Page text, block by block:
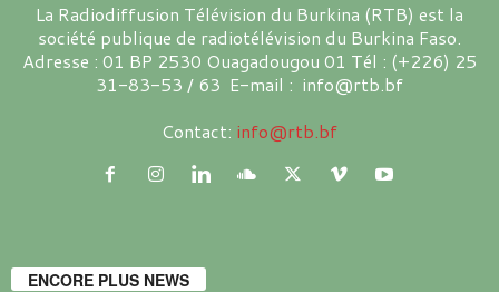
La Radiodiffusion Télévision du Burkina (RTB) est la
société publique de radiotélévision du Burkina Faso.
Adresse : 01 BP 2530 Ouagadougou 01 Tél : (+226) 25
31-83-53 / 63 E-mail : info@rtb.bf
Contact: info@rtb.bf
ENCORE PLUS NEWS